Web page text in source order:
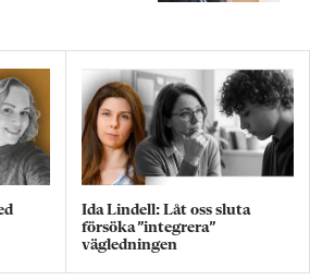
Ida Lindell: Låt oss sluta
försöka ”integrera”
vägledningen